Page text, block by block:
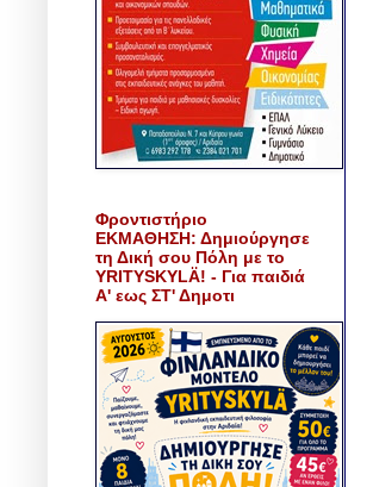
Φροντιστήριο
ΕΚΜΑΘΗΣΗ: Δημιούργησε
τη Δική σου Πόλη με το
YRITYSKYLÄ! - Για παιδιά
Α' εως ΣΤ' Δημοτι